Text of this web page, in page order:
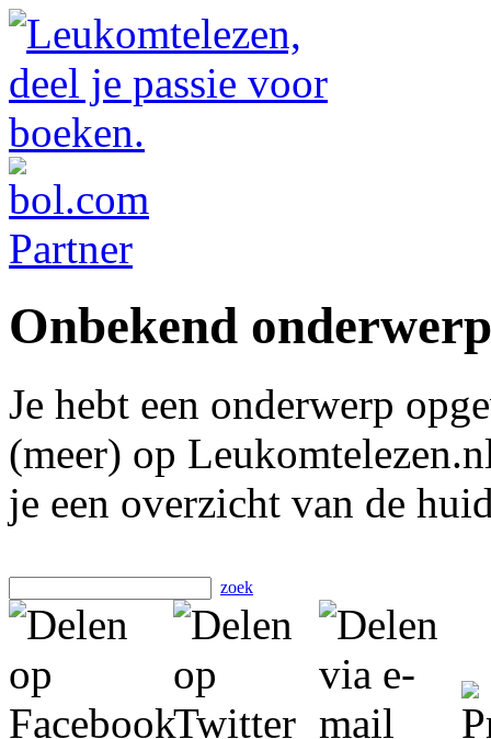
Onbekend onderwerp
Je hebt een onderwerp
(meer) op
je een overzicht van de
zoek